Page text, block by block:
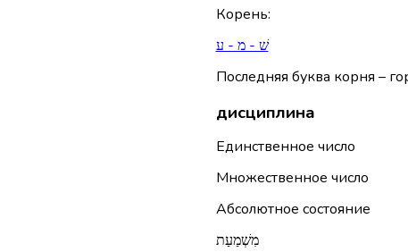
Корень:
שׁ - מ - ע
Последняя буква корня –
дисциплина
Единственное число
Множественное число
Абсолютное состояние
מִשְׁמַעַת